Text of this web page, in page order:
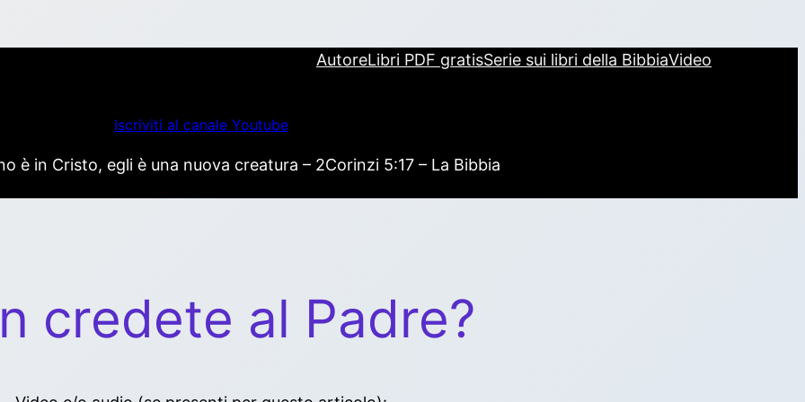
AutoreLibri PDF gratisSerie sui libri della BibbiaVideo
Iscriviti al canale Youtube
è in Cristo, egli è una nuova creatura – 2Corinzi 5:17 – La Bibbia
credete al Padre?